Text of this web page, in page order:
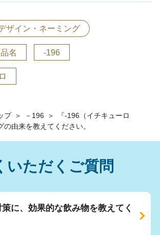
プ ＞ －196 ＞
『-196（イチキューロ
由来を教えてください。
ザイン・ネーミング
名 -196
いただくご質問
に、効果的な飲み物を教えてく